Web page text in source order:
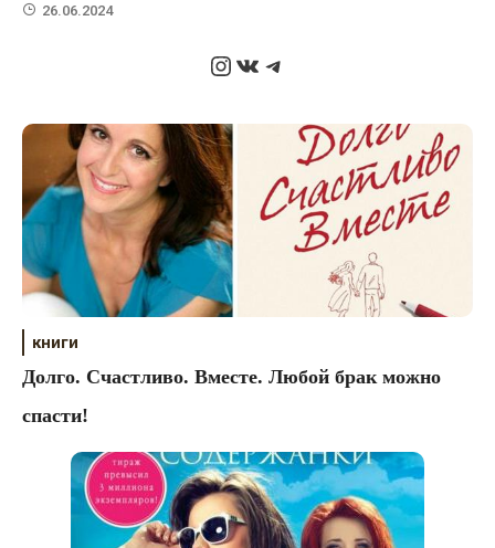
26.06.2024
Instagram
ВКонтакте
Telegram
книги
Долго. Счастливо. Вместе. Любой брак можно
спасти!